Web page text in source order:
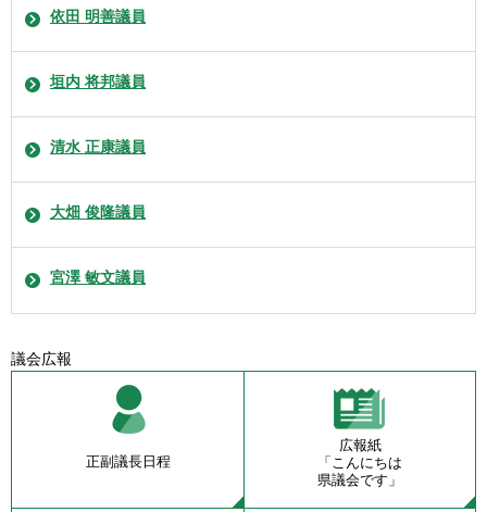
依田 明善議員
垣内 将邦議員
清水 正康議員
大畑 俊隆議員
宮澤 敏文議員
議会広報
正副議長日程
広報紙
「こんにちは
県議会です」